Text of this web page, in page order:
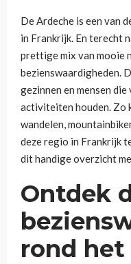
De Ardeche is een van
in Frankrijk. En terecht
prettige mix van mooie
bezienswaardigheden.
gezinnen en mensen
activiteiten houden. Zo
wandelen,
deze regio in Frankrijk
dit handige overzicht
Ontdek
rond het